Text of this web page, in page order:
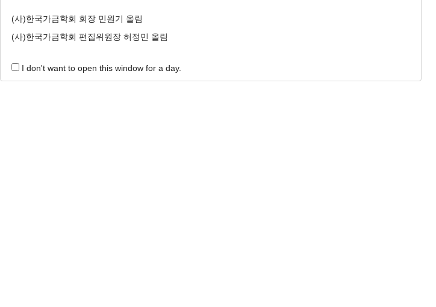
(사)한국가금학회 회장 민원기 올림
(사)한국가금학회 편집위원장 허정민 올림
I don't want to open this window for a day.